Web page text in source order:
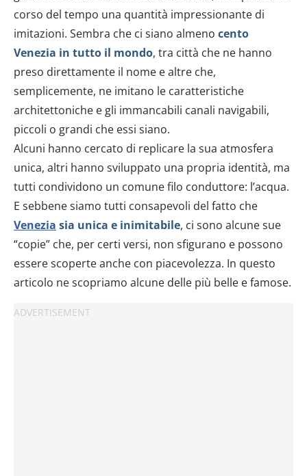
corso del tempo una quantità impressionante di
imitazioni. Sembra che ci siano almeno cento
Venezia in tutto il mondo, tra città che ne hanno
preso direttamente il nome e altre che,
semplicemente, ne imitano le caratteristiche
architettoniche e gli immancabili canali navigabili,
piccoli o grandi che essi siano.
Alcuni hanno cercato di replicare la sua atmosfera
unica, altri hanno sviluppato una propria identità, ma
tutti condividono un comune filo conduttore: l’acqua.
E sebbene siamo tutti consapevoli del fatto che
Venezia sia unica e inimitabile, ci sono alcune sue
“copie” che, per certi versi, non sfigurano e possono
essere scoperte anche con piacevolezza. In questo
articolo ne scopriamo alcune delle più belle e famose.